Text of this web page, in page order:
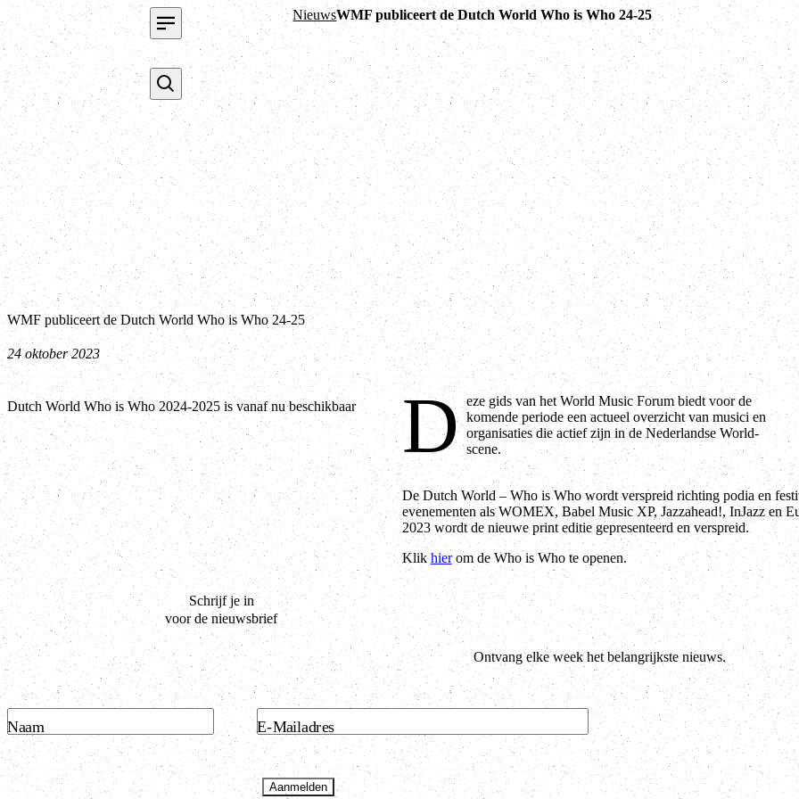
NieuwsWMF publiceert de Dutch World Who is Who 24-25
WMF publiceert de Dutch World Who is Who 24-25
24 oktober 2023
Dutch World Who is Who 2024-2025 is vanaf nu beschikbaar D eze gids van het World Music Forum biedt voor de
komende periode een actueel overzicht van musici en
organisaties die actief zijn in de Nederlandse World-
scene.
De Dutch World – Who is Who wordt verspreid richting podia en
evenementen als WOMEX, Babel Music XP, Jazzahead!, InJazz en
2023 wordt de nieuwe print editie gepresenteerd en verspreid.
Klikhierom de Who is Who te openen.
Schrijf je in
voor de nieuwsbrief
Ontvang elke week het belangrijkste nieuws.
Naam E-Mailadres
Aanmelden